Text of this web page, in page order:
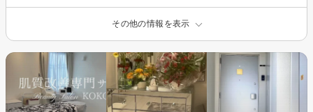
その他の情報を表示